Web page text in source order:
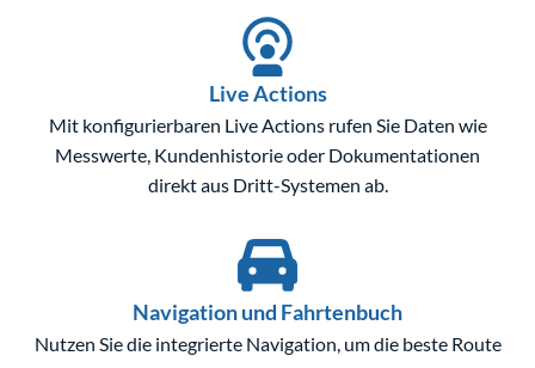
Live Actions
Mit konfigurierbaren Live Actions rufen Sie Daten wie
Messwerte, Kundenhistorie oder Dokumentationen
direkt aus Dritt-Systemen ab.
Navigation und Fahrtenbuch
Nutzen Sie die integrierte Navigation, um die beste Route